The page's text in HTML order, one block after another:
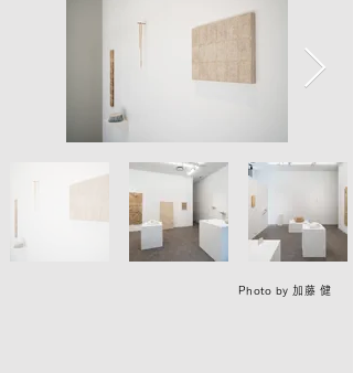
Photo by 加藤 健